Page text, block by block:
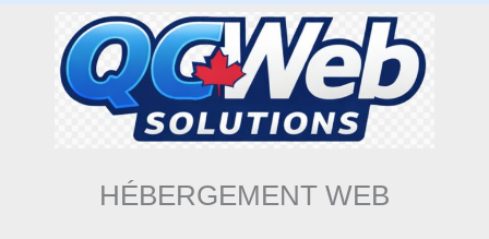
HÉBERGEMENT WEB